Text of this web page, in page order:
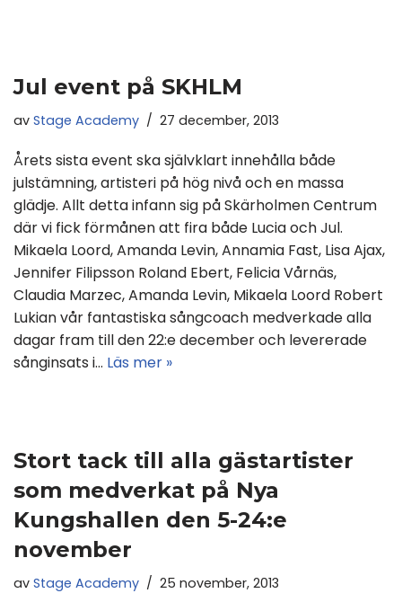
Jul event på SKHLM
av Stage Academy 27 december, 2013
Årets sista event ska självklart innehålla både
julstämning, artisteri på hög nivå och en massa
glädje. Allt detta infann sig på Skärholmen Centrum
där vi fick förmånen att fira både Lucia och Jul.
Mikaela Loord, Amanda Levin, Annamia Fast, Lisa Ajax,
Jennifer Filipsson Roland Ebert, Felicia Vårnäs,
Claudia Marzec, Amanda Levin, Mikaela Loord Robert
Lukian vår fantastiska sångcoach medverkade alla
dagar fram till den 22:e december och levererade
sånginsats i… Läs mer »
Stort tack till alla gästartister
som medverkat på Nya
Kungshallen den 5-24:e
november
av Stage Academy 25 november, 2013